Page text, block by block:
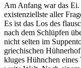
Am Anfang war das
existenziellste aller
Es ist das Los des
nach dem Schlüpfen
nicht selten im
griechischen
kluges Hühnchen eines